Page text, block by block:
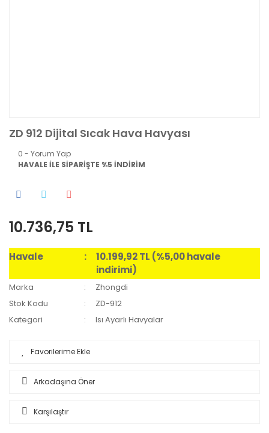
ZD 912 Dijital Sıcak Hava Havyası
0 - Yorum Yap
HAVALE İLE SİPARİŞTE %5 İNDİRİM
10.736,75 TL
Havale
10.199,92 TL (%5,00 havale
indirimi)
Marka
Zhongdi
Stok Kodu
ZD-912
Kategori
Isı Ayarlı Havyalar
Arkadaşına Öner
Karşılaştır